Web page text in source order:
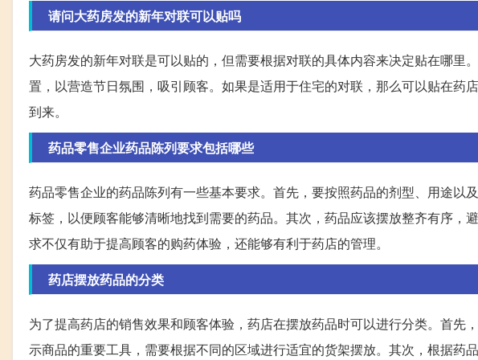
请问大药房发的新年对联可以贴吗
大药房发的新年对联是可以贴的，但需要根据对联的具体内容来决定贴在哪里
置，以营造节日氛围，吸引顾客。如果是适用于住宅的对联，那么可以贴在药
到来。
药品零售企业药品陈列要求包括哪些
药品零售企业的药品陈列有一些基本要求。首先，要按照药品的剂型、用途以
标签，以便顾客能够清晰地找到需要的药品。其次，药品应该摆放整齐有序，
求不仅有助于提高顾客的购药体验，还能够有利于药店的管理。
药店摆放药品的分类
为了提高药店的销售效果和顾客体验，药店在摆放药品时可以进行分类。首先
示商品的重要工具，需要根据不同的区域进行适宜的货架摆放。其次，根据药